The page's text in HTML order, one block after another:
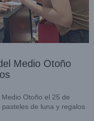
Medio Otoño
Otoño el 25 de
de luna y regalos